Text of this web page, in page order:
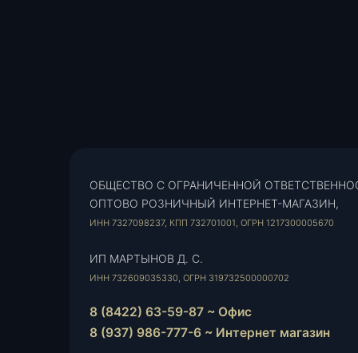
ОБЩЕСТВО С ОГРАНИЧЕННОЙ
ОПТОВО РОЗНИЧНЫЙ ИНТЕРНЕТ-МАГАЗИН,
ИНН 7327098237, КПП 732701001, ОГРН 1217300005670
ИП МАРТЫНОВ Д. С.
ИНН 732609035330, ОГРН 319732500000702
8 (8422) 63-59-87 ~ Офис
8 (937) 986-777-6 ~ Интернет магазин